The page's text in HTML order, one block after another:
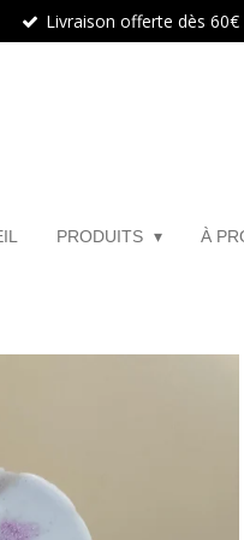
Livraison offerte dès
PRODUITS À